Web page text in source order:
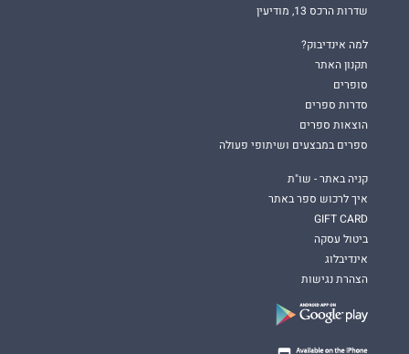
שדרות הרכס 13, מודיעין
למה אינדיבוק?
תקנון האתר
סופרים
סדרות ספרים
הוצאות ספרים
ספרים במבצעים ושיתופי פעולה
קניה באתר - שו"ת
איך לרכוש ספר באתר
GIFT CARD
ביטול עסקה
אינדיבלוג
הצהרת נגישות